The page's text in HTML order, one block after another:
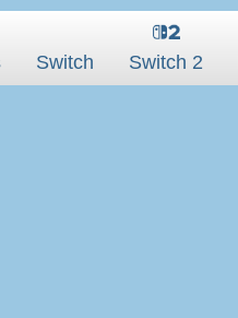
Switch Switch 2